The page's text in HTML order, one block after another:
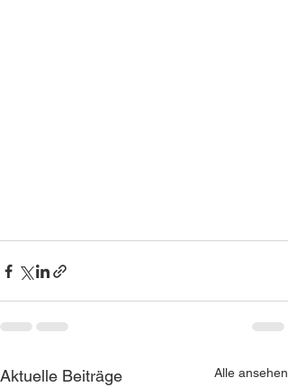
Aktuelle Beiträge Alle ansehen